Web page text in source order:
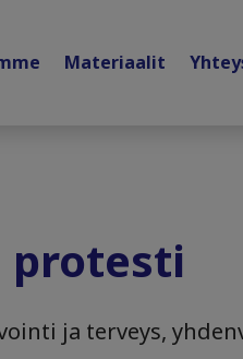
Materiaalit
protesti
ja terveys,